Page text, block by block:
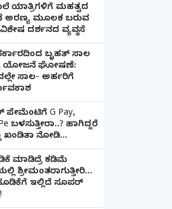
ಯಾತ್ರಿಗಳಿಗೆ ಮಹತ್ವದ
ಅರಣ್ಯ ಮೂಲಕ ಬರುವ
ದರ್ಶನದ ವ್ಯವಸ್ಥೆ
ಬೃಹತ್ ಸಾಲ
ಯೋಜನೆ ಘೋಷಣೆ:
ಸಾಲ- ಅರ್ಹರಿಗೆ
G Pay,
ಬಳಸುತ್ತೀರಾ..? ಹಾಗಿದ್ದರೆ
ಖಂಡಿತಾ ನೋಡಿ...
ಮಾಡಿದ್ರೆ ಕಡಿಮೆ
ಶ್ರೀಮಂತರಾಗುತ್ತೀರಿ...
ಇಲ್ಲಿದೆ ಸೂಪರ್